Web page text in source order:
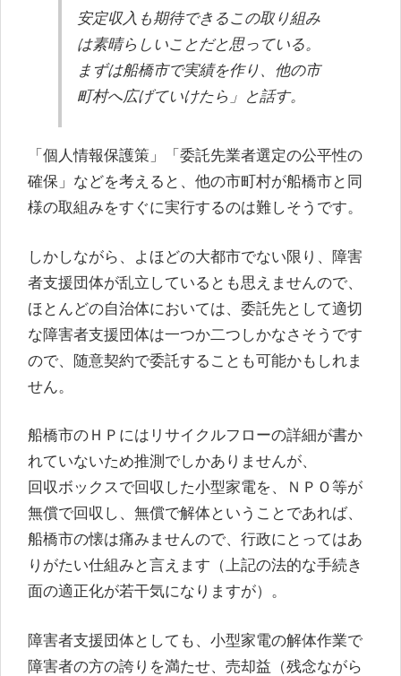
安定収入も期待できるこの取り組み
は素晴らしいことだと思っている。
まずは船橋市で実績を作り、他の市
町村へ広げていけたら」と話す。
「個人情報保護策」「委託先業者選定の公平性の
確保」などを考えると、他の市町村が船橋市と同
様の取組みをすぐに実行するのは難しそうです。
しかしながら、よほどの大都市でない限り、障害
者支援団体が乱立しているとも思えませんので、
ほとんどの自治体においては、委託先として適切
な障害者支援団体は一つか二つしかなさそうです
ので、随意契約で委託することも可能かもしれま
せん。
船橋市のＨＰにはリサイクルフローの詳細が書か
れていないため推測でしかありませんが、
回収ボックスで回収した小型家電を、ＮＰＯ等が
無償で回収し、無償で解体ということであれば、
船橋市の懐は痛みませんので、行政にとってはあ
りがたい仕組みと言えます（上記の法的な手続き
面の適正化が若干気になりますが）。
障害者支援団体としても、小型家電の解体作業で
障害者の方の誇りを満たせ、売却益（残念ながら